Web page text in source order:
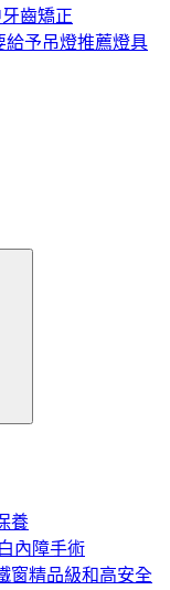
齒矯正
給予吊燈推薦燈具
養
內障手術
窗精品級和高安全